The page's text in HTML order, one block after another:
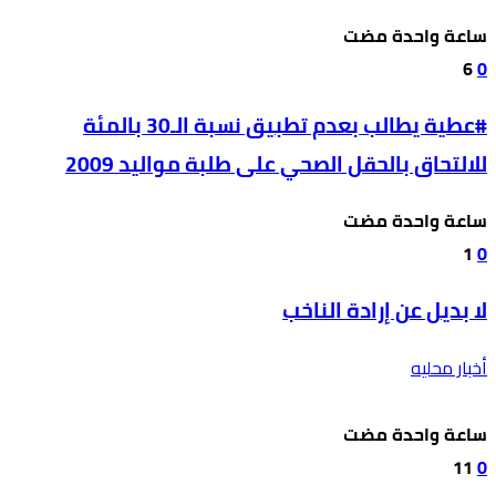
‫‫‫‏‫ساعة واحدة مضت‬
0
6
#عطية يطالب بعدم تطبيق نسبة الـ30 بالمئة
للالتحاق بالحقل الصحي على طلبة مواليد 2009
‫‫‫‏‫ساعة واحدة مضت‬
0
1
لا بديل عن إرادة الناخب
أخبار محليه
‫‫‫‏‫ساعة واحدة مضت‬
0
11